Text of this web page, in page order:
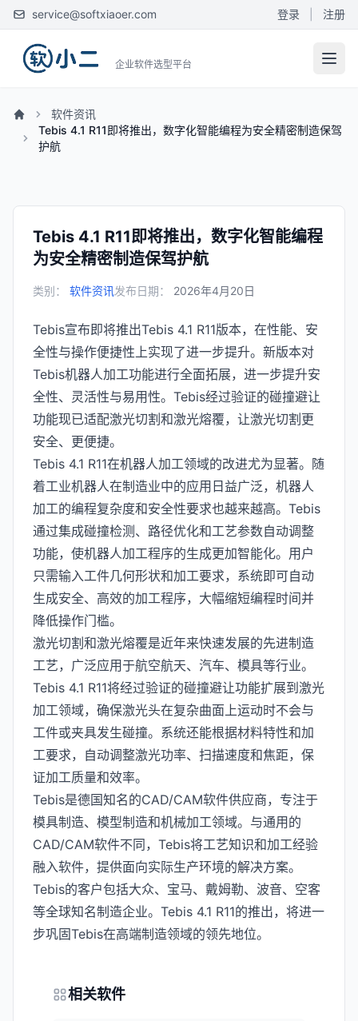
service@softxiaoer.com 登录 注册
企业软件选型平台
软件资讯
Tebis 4.1 R11即将推出，数字化智能编程为安全精密制造保驾
护航
Tebis 4.1 R11即将推出，数字化智能编程
为安全精密制造保驾护航
类别： 软件资讯发布日期： 2026年4月20日
Tebis宣布即将推出Tebis 4.1 R11版本，在性能、安
全性与操作便捷性上实现了进一步提升。新版本对
Tebis机器人加工功能进行全面拓展，进一步提升安
全性、灵活性与易用性。Tebis经过验证的碰撞避让
功能现已适配激光切割和激光熔覆，让激光切割更
安全、更便捷。
Tebis 4.1 R11在机器人加工领域的改进尤为显著。随
着工业机器人在制造业中的应用日益广泛，机器人
加工的编程复杂度和安全性要求也越来越高。Tebis
通过集成碰撞检测、路径优化和工艺参数自动调整
功能，使机器人加工程序的生成更加智能化。用户
只需输入工件几何形状和加工要求，系统即可自动
生成安全、高效的加工程序，大幅缩短编程时间并
降低操作门槛。
激光切割和激光熔覆是近年来快速发展的先进制造
工艺，广泛应用于航空航天、汽车、模具等行业。
Tebis 4.1 R11将经过验证的碰撞避让功能扩展到激光
加工领域，确保激光头在复杂曲面上运动时不会与
工件或夹具发生碰撞。系统还能根据材料特性和加
工要求，自动调整激光功率、扫描速度和焦距，保
证加工质量和效率。
Tebis是德国知名的CAD/CAM软件供应商，专注于
模具制造、模型制造和机械加工领域。与通用的
CAD/CAM软件不同，Tebis将工艺知识和加工经验
融入软件，提供面向实际生产环境的解决方案。
Tebis的客户包括大众、宝马、戴姆勒、波音、空客
等全球知名制造企业。Tebis 4.1 R11的推出，将进一
步巩固Tebis在高端制造领域的领先地位。
相关软件